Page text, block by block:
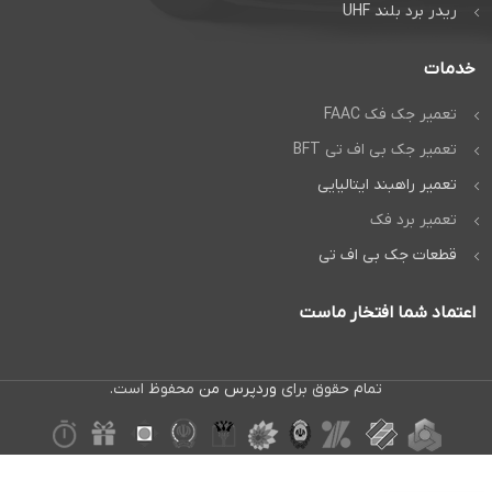
ریدر برد بلند UHF
خدمات
تعمیر جک فک FAAC
تعمیر جک بی اف تی BFT
تعمیر راهبند ایتالیایی
تعمیر برد فک
قطعات جک بی اف تی
اعتماد شما افتخار ماست
تمام حقوق برای وردپرس من محفوظ است.